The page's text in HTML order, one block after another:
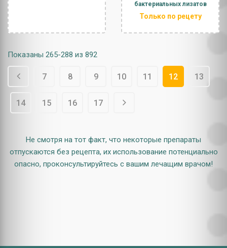
бактериальных лизатов
Только по рецету
Показаны 265-288 из 892
7 8 9 10 11 12 13
14 15 16 17
Не смотря на тот факт, что некоторые препараты
отпускаются без рецепта, их использование потенциально
опасно, проконсультируйтесь с вашим лечащим врачом!